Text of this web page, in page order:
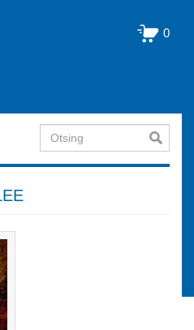
0
Otsing